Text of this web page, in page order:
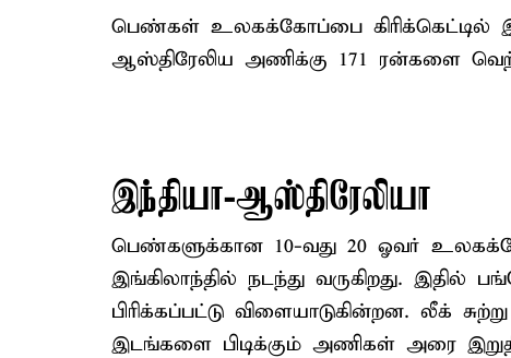
பெண்கள் உலகக்கோப்பை கிரிக்கெட்டில்
ஆஸ்திரேலிய அணிக்கு 171 ரன்களை
இந்தியா-ஆஸ்திரேலியா
பெண்களுக்கான 10-வது 20 ஓவர்
இங்கிலாந்தில் நடந்து வருகிறது. இதில்
பிரிக்கப்பட்டு விளையாடுகின்றன. லீக்
இடங்களை பிடிக்கும் அணிகள் அரை